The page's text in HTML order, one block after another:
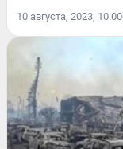
10 августа, 2023, 10:00